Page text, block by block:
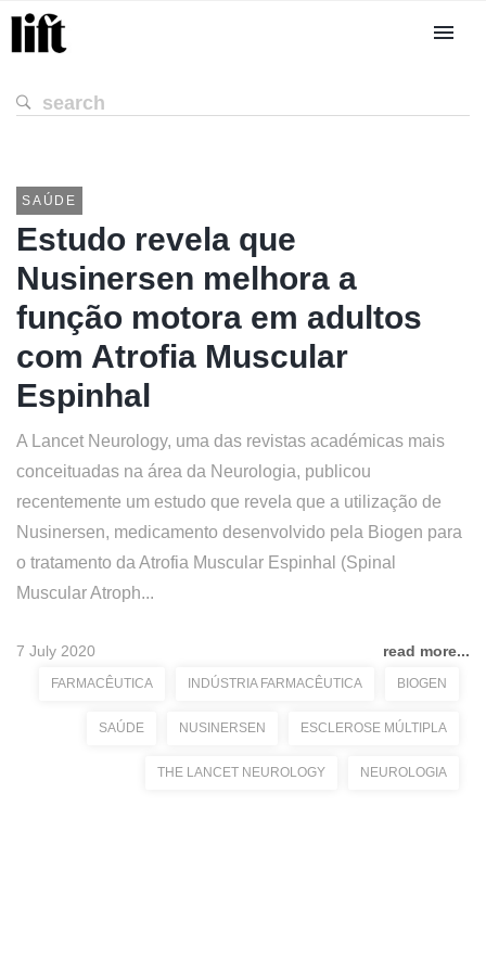
SAÚDE
Estudo revela que
Nusinersen melhora a
função motora em adultos
com Atrofia Muscular
Espinhal
A Lancet Neurology, uma das revistas académicas mais
conceituadas na área da Neurologia, publicou
recentemente um estudo que revela que a utilização de
Nusinersen, medicamento desenvolvido pela Biogen para
o tratamento da Atrofia Muscular Espinhal (Spinal
Muscular Atroph...
7 July 2020 read more...
FARMACÊUTICA INDÚSTRIA FARMACÊUTICA BIOGEN
SAÚDE NUSINERSEN ESCLEROSE MÚLTIPLA
THE LANCET NEUROLOGY NEUROLOGIA